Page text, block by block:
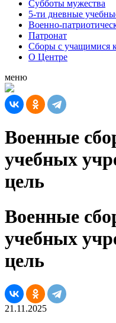
Субботы мужества
5-ти дневные
Военно-
Патронат
Сборы с учащимися
О Центре
меню
Военные
учебных
цель
Военные
учебных
цель
21.11.2025